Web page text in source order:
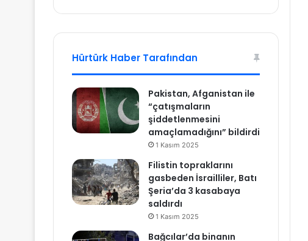
sit
esi
bo
ok
Hürtürk Haber Tarafından
Pakistan, Afganistan ile
“çatışmaların
şiddetlenmesini
amaçlamadığını” bildirdi
1 Kasım 2025
Filistin topraklarını
gasbeden İsrailliler, Batı
Şeria’da 3 kasabaya
saldırdı
1 Kasım 2025
Bağcılar’da binanın